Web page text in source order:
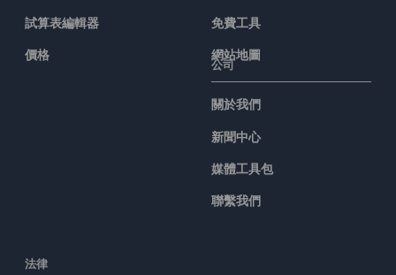
試算表編輯器
價格
免費工具
網站地圖
公司
關於我們
新聞中心
媒體工具包
聯繫我們
法律